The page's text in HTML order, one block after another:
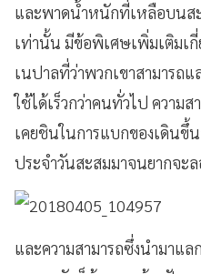
และพาดน้ำหนักที่เหลือบนส
เท่านั้น มีข้อพิเศษเพิ่มเติมเกี่
เนปาลที่ว่าพวกเขาสามารถ
ใช้ได้เร็วกว่าคนทั่วไป ความ
เคยชินในการแบกของเดินขึ้
ประจำวันสะสมมาจนยากจะ
และความสามารถซึ่งนำมาแล